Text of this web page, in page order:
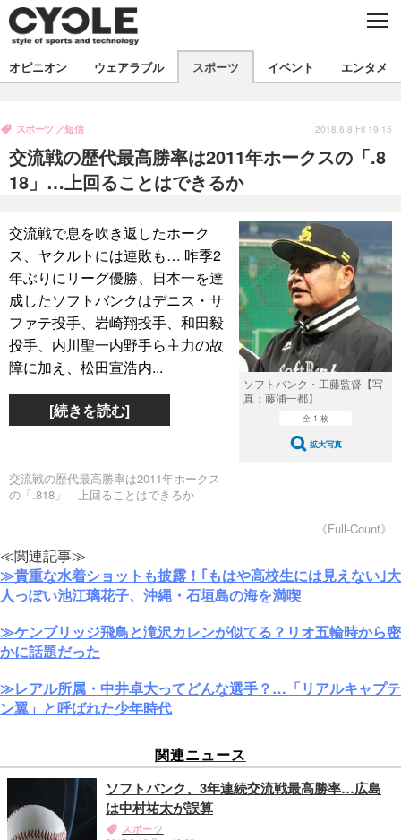
C
E
製品/用品
飲食
バックナンバー
コラム
インプレ
ボイス
デバイス
ビジネス
国内
スポーツ
選手
写真
動画
試乗会
スポーツ
ツアー
文化
芸能
出版／映画
話題
ファッション
デザイン
写真
動画
ライフ
社会
政治
ハウツー
オピニオン ウェアラブル スポーツ イベント エンタメ
交流戦の歴代最高勝率は2011年ホークスの「.8
18」…上回ることはできるか
スポーツ 短信 2018.6.8 Fri 19:15
ソフトバンク・工藤監督【写
真：藤浦一都】
全 1 枚
拡大写真
交流戦で息を吹き返したホーク
ス、ヤクルトには連敗も… 昨季2
年ぶりにリーグ優勝、日本一を達
成したソフトバンクはデニス・サ
ファテ投手、岩崎翔投手、和田毅
投手、内川聖一内野手ら主力の故
障に加え、松田宣浩内...
[続きを読む]
交流戦の歴代最高勝率は2011年ホークス
の「.818」 上回ることはできるか
《Full-Count》
≪関連記事≫
≫貴重な水着ショットも披露！｢もはや高校生には見えない｣大
人っぽい池江璃花子、沖縄・石垣島の海を満喫
≫ケンブリッジ飛鳥と滝沢カレンが似てる？リオ五輪時から密
かに話題だった
≫レアル所属・中井卓大ってどんな選手？…「リアルキャプテ
ン翼」と呼ばれた少年時代
関連ニュース
ソフトバンク、3年連続交流戦最高勝率…広島
は中村祐太が誤算
スポーツ